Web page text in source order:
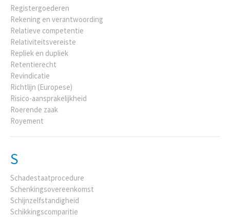
Registergoederen
Rekening en verantwoording
Relatieve competentie
Relativiteitsvereiste
Repliek en dupliek
Retentierecht
Revindicatie
Richtlijn (Europese)
Risico-aansprakelijkheid
Roerende zaak
Royement
S
Schadestaatprocedure
Schenkingsovereenkomst
Schijnzelfstandigheid
Schikkingscomparitie